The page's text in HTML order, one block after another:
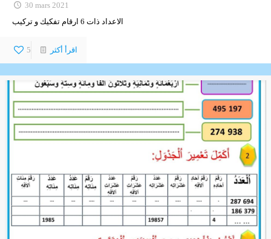
30 mars 2021
الاعداد ذات 6 ارقام تفكيك و تركيب
5 اقرأ أكثر